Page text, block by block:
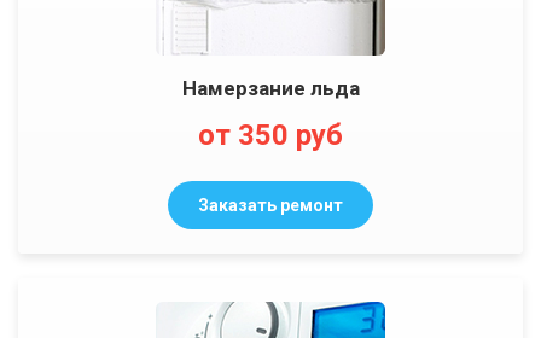
Намерзание льда
от 350 руб
Заказать ремонт